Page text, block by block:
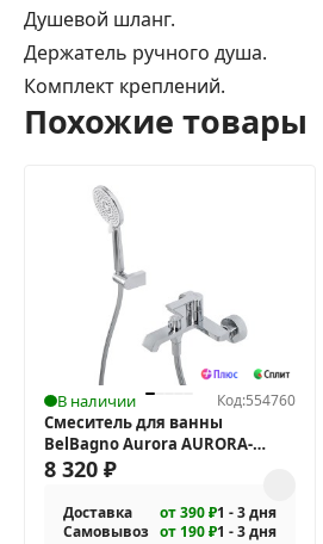
Душевой шланг.
Держатель ручного душа.
Комплект креплений.
Похожие товары
В наличии Код:554760
Смеситель для ванны
BelBagno Aurora AURORA-
VASM-CRM
8 320 ₽
Доставка от 390 ₽1 - 3 дня
Самовывоз от 190 ₽1 - 3 дня